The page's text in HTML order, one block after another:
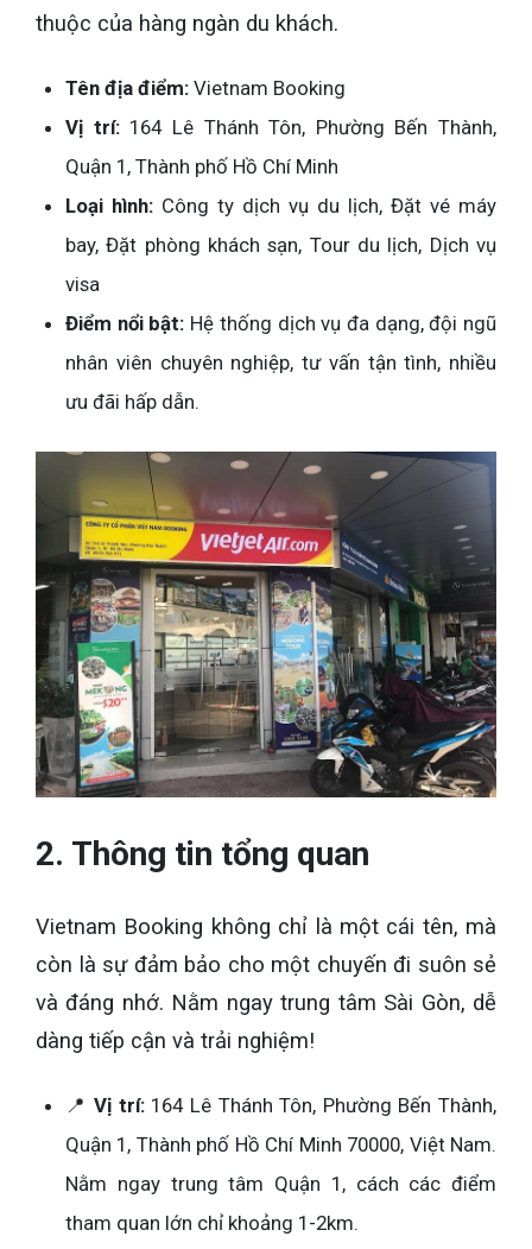
thuộc của hàng ngàn du khách.
Tên địa điểm: Vietnam Booking
Vị trí:164 Lê Thánh Tôn, Phường Bến Thành,
Quận 1, Thành phố Hồ Chí Minh
Loại hình: Công ty dịch vụ du lịch, Đặt vé máy
bay, Đặt phòng khách sạn, Tour du lịch, Dịch vụ
visa
Điểm nổi bật: Hệ thống dịch vụ đa dạng, đội ngũ
nhân viên chuyên nghiệp, tư vấn tận tình, nhiều
ưu đãi hấp dẫn.
2. Thông tin tổng quan
Vietnam Booking không chỉ là một cái tên, mà
còn là sự đảm bảo cho một chuyến đi suôn sẻ
và đáng nhớ. Nằm ngay trung tâm Sài Gòn, dễ
dàng tiếp cận và trải nghiệm!
📍Vị trí:164 Lê Thánh Tôn, Phường Bến Thành,
Quận 1, Thành phố Hồ Chí Minh 70000, Việt Nam.
Nằm ngay trung tâm Quận 1, cách các điểm
tham quan lớn chỉ khoảng 1-2km.